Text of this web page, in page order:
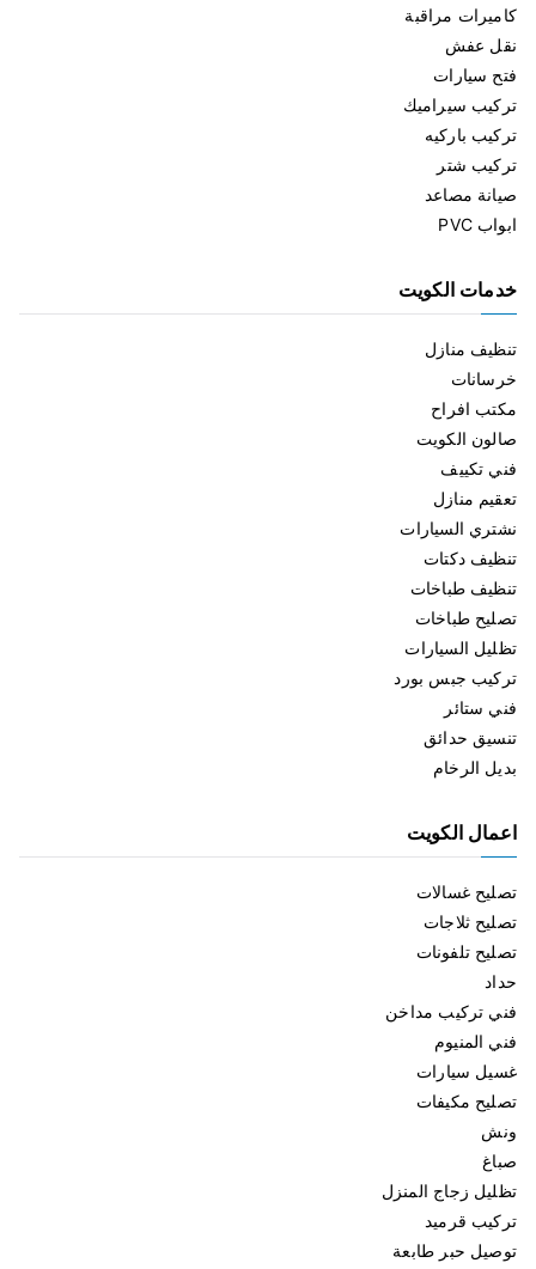
كاميرات مراقبة
نقل عفش
فتح سيارات
تركيب سيراميك
تركيب باركيه
تركيب شتر
صيانة مصاعد
ابواب PVC
خدمات الكويت
تنظيف منازل
خرسانات
مكتب افراح
صالون الكويت
فني تكييف
تعقيم منازل
نشتري السيارات
تنظيف دكتات
تنظيف طباخات
تصليح طباخات
تظليل السيارات
تركيب جبس بورد
فني ستائر
تنسيق حدائق
بديل الرخام
اعمال الكويت
تصليح غسالات
تصليح ثلاجات
تصليح تلفونات
حداد
فني تركيب مداخن
فني المنيوم
غسيل سيارات
تصليح مكيفات
ونش
صباغ
تظليل زجاج المنزل
تركيب قرميد
توصيل حبر طابعة